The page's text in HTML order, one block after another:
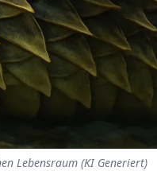
Lebensraum (KI Generiert)